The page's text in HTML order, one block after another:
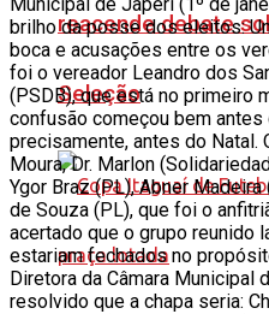
reacende debate
Seleção
Municipal de Japeri (1º de
brilho da posse dos eleitos:
boca e acusações entre os
foi o vereador Leandro dos
(PSDB), que está no primeiro
confusão começou bem
precisamente, antes do
Moura, Dr. Marlon
Ygor Braz (PL), Abner
de Souza (PL), que foi o
acertado que o grupo reunido
estariam fechados no
Diretora da Câmara Municipal
resolvido que a chapa seria: